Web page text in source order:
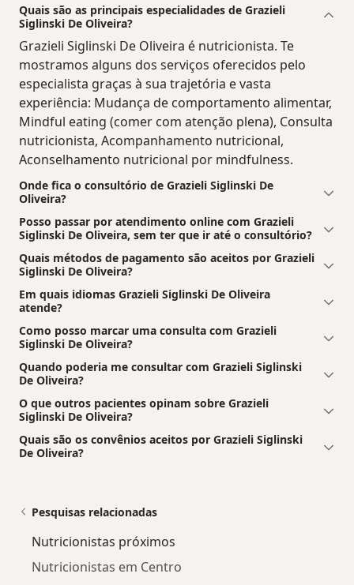
Quais são as principais especialidades de Grazieli
Siglinski De Oliveira?
Grazieli Siglinski De Oliveira é nutricionista. Te
mostramos alguns dos serviços oferecidos pelo
especialista graças à sua trajetória e vasta
experiência: Mudança de comportamento alimentar,
Mindful eating (comer com atenção plena), Consulta
nutricionista, Acompanhamento nutricional,
Aconselhamento nutricional por mindfulness.
Onde fica o consultório de Grazieli Siglinski De
Oliveira?
Posso passar por atendimento online com Grazieli
Siglinski De Oliveira, sem ter que ir até o consultório?
Quais métodos de pagamento são aceitos por Grazieli
Siglinski De Oliveira?
Em quais idiomas Grazieli Siglinski De Oliveira
atende?
Como posso marcar uma consulta com Grazieli
Siglinski De Oliveira?
Quando poderia me consultar com Grazieli Siglinski
De Oliveira?
O que outros pacientes opinam sobre Grazieli
Siglinski De Oliveira?
Quais são os convênios aceitos por Grazieli Siglinski
De Oliveira?
Pesquisas relacionadas
Nutricionistas próximos
Nutricionistas em Centro